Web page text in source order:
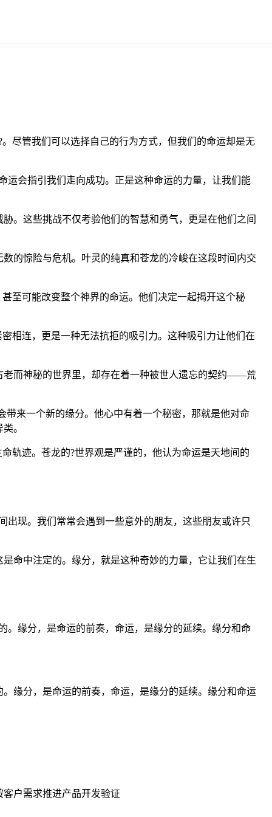
尽管我们可以选择自己的行为方式，但我们的命运却是无
运会指引我们走向成功。正是这种命运的力量，让我们能
。这些挑战不仅考验他们的智慧和勇气，更是在他们之间
的惊险与危机。叶灵的纯真和苍龙的冷峻在这段时间内交
至可能改变整个神界的命运。他们决定一起揭开这个秘
相连，更是一种无法抗拒的吸引力。这种吸引力让他们在
而神秘的世界里，却存在着一种被世人遗忘的契约——荒
带来一个新的缘分。他心中有着一个秘密，那就是他对命
。
轨迹。苍龙的?世界观是严谨的，他认为命运是天地间的
现。我们常常会遇到一些意外的朋友，这些朋友或许只
命中注定的。缘分，就是这种奇妙的力量，它让我们在生
。缘分，是命运的前奏，命运，是缘分的延续。缘分和命
缘分，是命运的前奏，命运，是缘分的延续。缘分和命运
户需求推进产品开发验证